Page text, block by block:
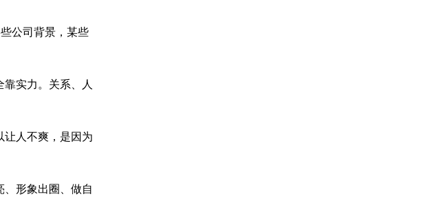
公司背景，某些
实力。关系、人
让人不爽，是因为
形象出圈、做自